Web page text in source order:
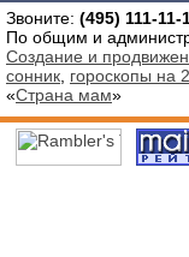
Звоните: (495) 111-11-
По общим и
Создание и
сонник гороскопы на
«Страна мам»